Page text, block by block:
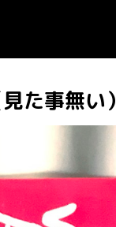
た事無い）